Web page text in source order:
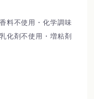
料不使用・化学調味
化剤不使用・増粘剤